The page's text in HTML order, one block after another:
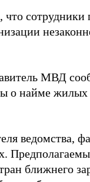
, что сотрудники
МВД
о найме
ведомства,
ближнего